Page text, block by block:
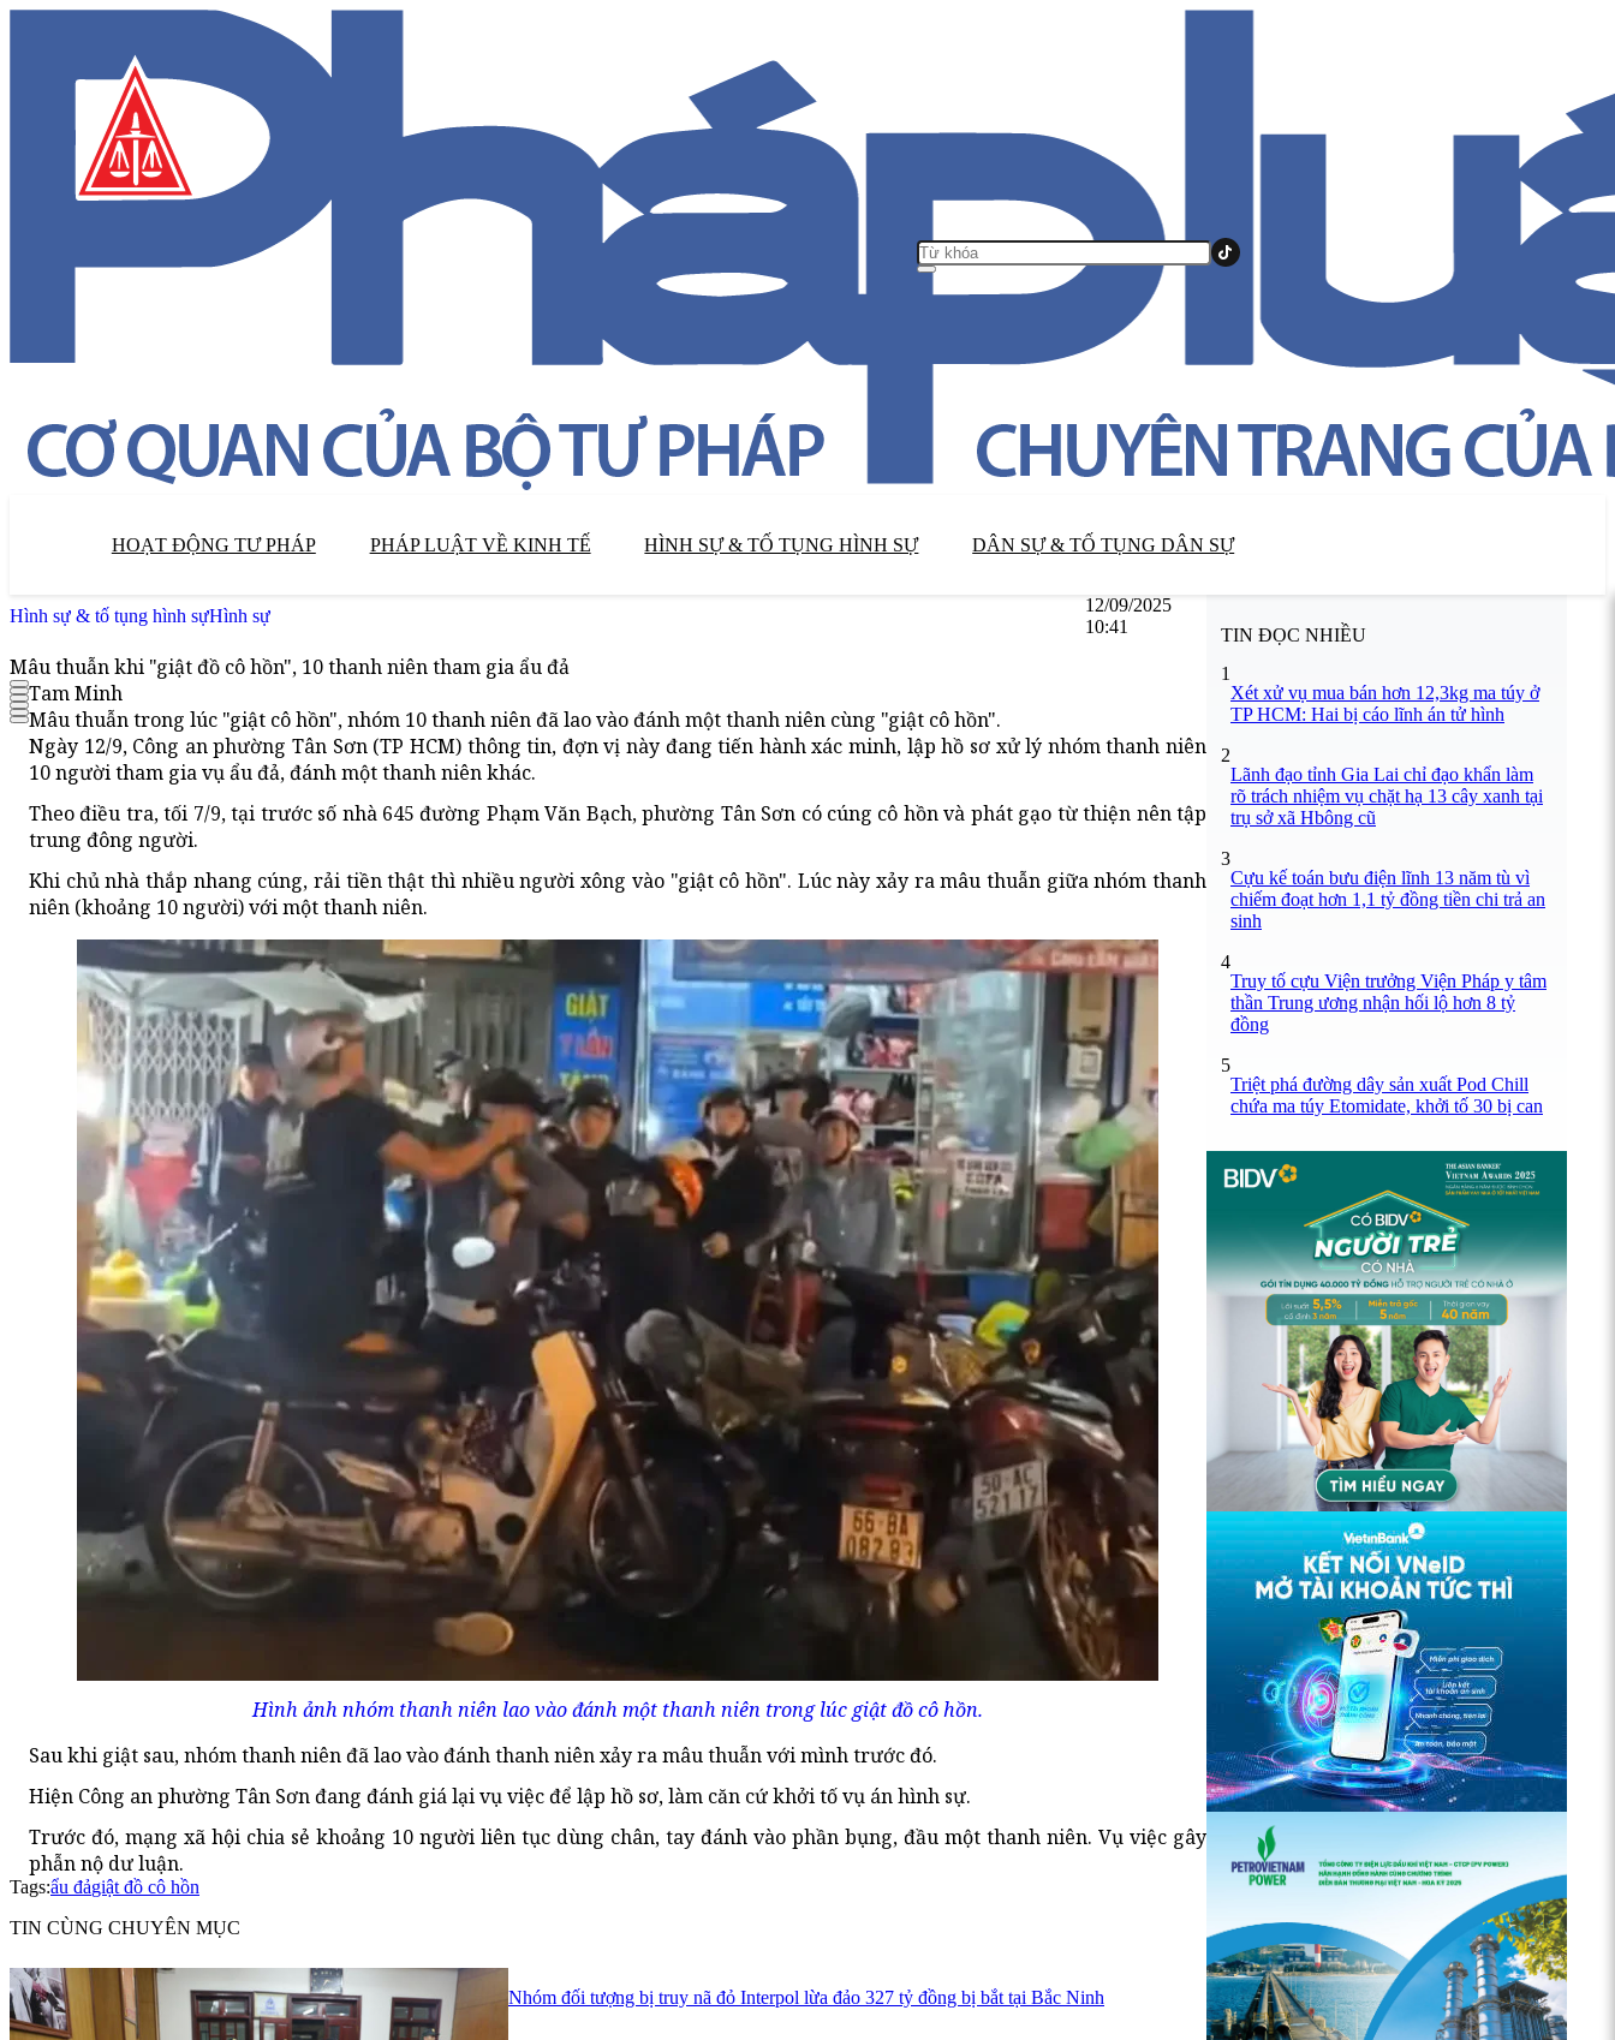
HOẠT ĐỘNG TƯ PHÁP PHÁP LUẬT VỀ KINH TẾ HÌNH SỰ & TỐ TỤNG HÌNH SỰ DÂN SỰ & TỐ TỤNG DÂN SỰ
Hình sự & tố tụng hình sựHình sự
12/09/2025
10:41
Mâu thuẫn khi "giật đồ cô hồn", 10 thanh niên tham gia ẩu đả
Tam Minh
Mâu thuẫn trong lúc "giật cô hồn", nhóm 10 thanh niên đã lao vào đánh một thanh niên cùng "giật cô hồn".
Ngày 12/9, Công an phường Tân Sơn (TP HCM) thông tin, đợn vị này đang tiến hành xác minh, lập hồ sơ xử lý nhóm thanh niên
10 người tham gia vụ ẩu đả, đánh một thanh niên khác.
Theo điều tra, tối 7/9, tại trước số nhà 645 đường Phạm Văn Bạch, phường Tân Sơn có cúng cô hồn và phát gạo từ thiện nên tập
trung đông người.
Khi chủ nhà thắp nhang cúng, rải tiền thật thì nhiều người xông vào "giật cô hồn". Lúc này xảy ra mâu thuẫn giữa nhóm thanh
niên (khoảng 10 người) với một thanh niên.
Hình ảnh nhóm thanh niên lao vào đánh một thanh niên trong lúc giật đồ cô hồn.
Sau khi giật sau, nhóm thanh niên đã lao vào đánh thanh niên xảy ra mâu thuẫn với mình trước đó.
Hiện Công an phường Tân Sơn đang đánh giá lại vụ việc để lập hồ sơ, làm căn cứ khởi tố vụ án hình sự.
Trước đó, mạng xã hội chia sẻ khoảng 10 người liên tục dùng chân, tay đánh vào phần bụng, đầu một thanh niên. Vụ việc gây
phẫn nộ dư luận.
Tags:ẩu đảgiật đồ cô hồn
TIN CÙNG CHUYÊN MỤC
Nhóm đối tượng bị truy nã đỏ Interpol lừa đảo 327 tỷ đồng bị bắt tại Bắc Ninh
TIN ĐỌC NHIỀU
1
Xét xử vụ mua bán hơn 12,3kg ma túy ở
TP HCM: Hai bị cáo lĩnh án tử hình
2
Lãnh đạo tỉnh Gia Lai chỉ đạo khẩn làm
rõ trách nhiệm vụ chặt hạ 13 cây xanh tại
trụ sở xã Hbông cũ
3
Cựu kế toán bưu điện lĩnh 13 năm tù vì
chiếm đoạt hơn 1,1 tỷ đồng tiền chi trả an
sinh
4
Truy tố cựu Viện trưởng Viện Pháp y tâm
thần Trung ương nhận hối lộ hơn 8 tỷ
đồng
5
Triệt phá đường dây sản xuất Pod Chill
chứa ma túy Etomidate, khởi tố 30 bị can